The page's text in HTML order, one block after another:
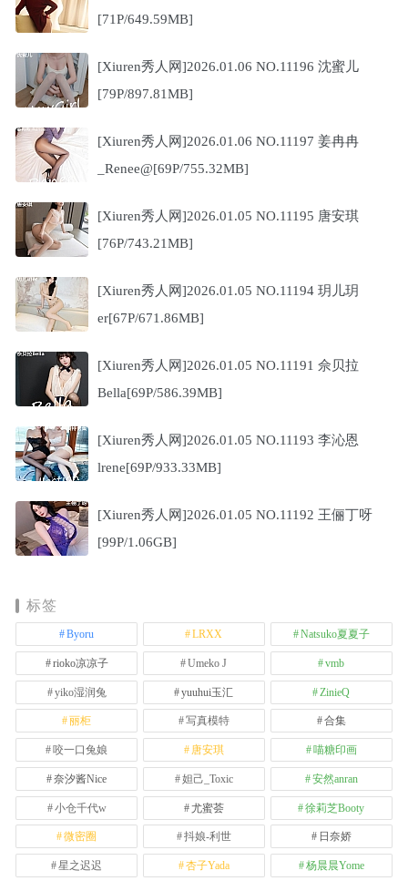
[71P/649.59MB]
[Xiuren秀人网]2026.01.06 NO.11196 沈蜜儿
[79P/897.81MB]
[Xiuren秀人网]2026.01.06 NO.11197 姜冉冉
_Renee@[69P/755.32MB]
[Xiuren秀人网]2026.01.05 NO.11195 唐安琪
[76P/743.21MB]
[Xiuren秀人网]2026.01.05 NO.11194 玥儿玥
er[67P/671.86MB]
[Xiuren秀人网]2026.01.05 NO.11191 佘贝拉
Bella[69P/586.39MB]
[Xiuren秀人网]2026.01.05 NO.11193 李沁恩
lrene[69P/933.33MB]
[Xiuren秀人网]2026.01.05 NO.11192 王俪丁呀
[99P/1.06GB]
标签
Byoru LRXX Natsuko夏夏子
rioko凉凉子 Umeko J vmb
yiko湿润兔 yuuhui玉汇 ZinieQ
丽柜 写真模特 合集
咬一口兔娘 唐安琪 喵糖印画
奈汐酱Nice 妲己_Toxic 安然anran
小仓千代w 尤蜜荟 徐莉芝Booty
微密圈 抖娘-利世 日奈娇
星之迟迟 杏子Yada 杨晨晨Yome